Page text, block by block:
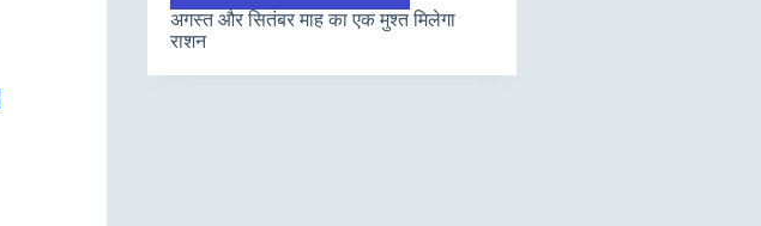
अगस्त और सितंबर माह का एक मुश्त मिलेगा
राशन